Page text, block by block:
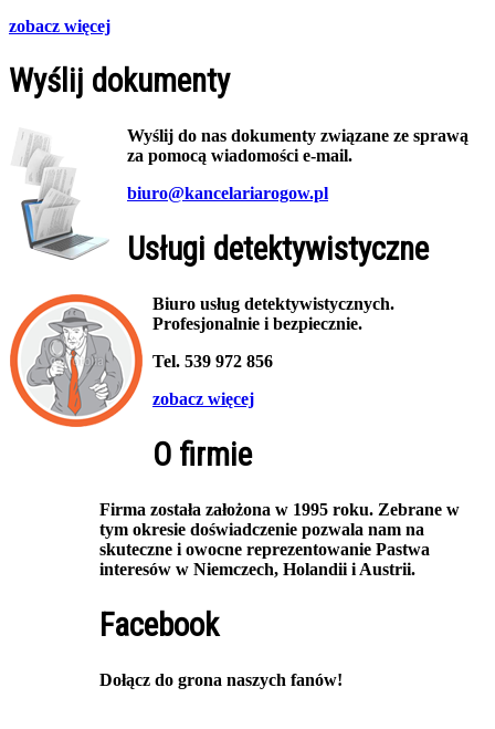
zobacz więcej
Wyślij dokumenty
Wyślij do nas dokumenty związane ze sprawą
za pomocą wiadomości e-mail.
biuro@kancelariarogow.pl
Usługi detektywistyczne
Biuro usług detektywistycznych.
Profesjonalnie i bezpiecznie.
Tel. 539 972 856
zobacz więcej
O firmie
Firma została założona w 1995 roku. Zebrane w
tym okresie doświadczenie pozwala nam na
skuteczne i owocne reprezentowanie Pastwa
interesów w Niemczech, Holandii i Austrii.
Facebook
Dołącz do grona naszych fanów!